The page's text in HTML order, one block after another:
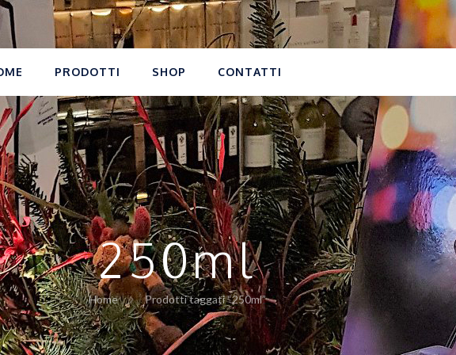
PRODOTTI SHOP CONTATTI
250ml
Home Prodotti taggati “250ml”